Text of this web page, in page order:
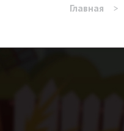
Главная >